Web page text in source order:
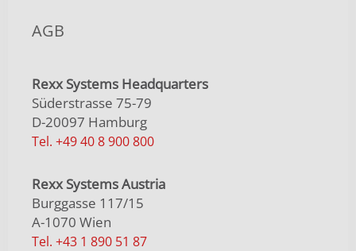
AGB
Rexx Systems Headquarters
Süderstrasse 75-79
D-20097 Hamburg
Tel. +49 40 8 900 800
Rexx Systems Austria
Burggasse 117/15
A-1070 Wien
Tel. +43 1 890 51 87